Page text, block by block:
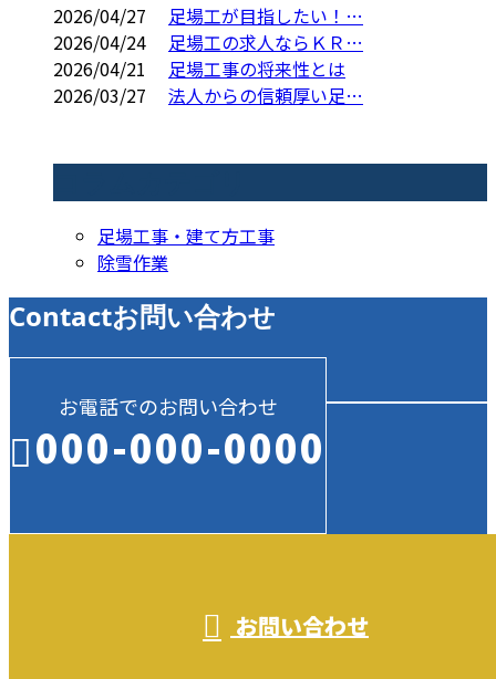
2026/04/27
足場工が目指したい！…
2026/04/24
足場工の求人ならＫＲ…
2026/04/21
足場工事の将来性とは
2026/03/27
法人からの信頼厚い足…
足場工事・建て方工事
除雪作業
Contactお問い合わせ
お電話でのお問い合わせ
000-000-0000
お問い合わせ